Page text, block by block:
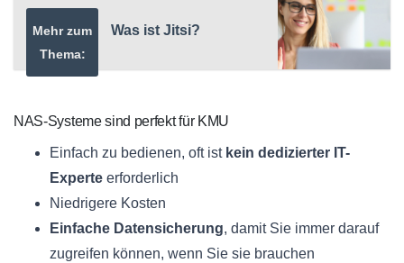
Mehr zum
Thema:
Was ist Jitsi?
NAS-Systeme sind perfekt für KMU
Einfach zu bedienen, oft ist kein dedizierter IT-
Experte erforderlich
Niedrigere Kosten
Einfache Datensicherung, damit Sie immer darauf
zugreifen können, wenn Sie sie brauchen